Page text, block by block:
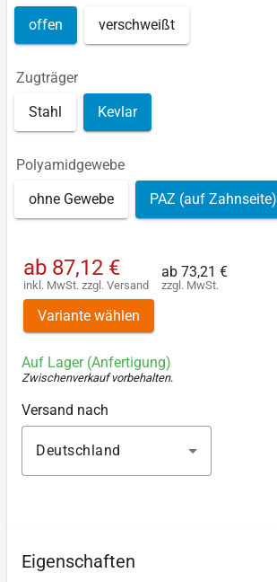
offen verschweißt
Zugträger
Stahl Kevlar
Polyamidgewebe
ohne Gewebe PAZ (auf Zahnseite)
ab 87,12 €
inkl. MwSt. zzgl. Versand
ab 73,21 €
zzgl. MwSt.
Variante wählen
Auf Lager (Anfertigung)
Zwischenverkauf vorbehalten.
Versand nach
Deutschland
Eigenschaften